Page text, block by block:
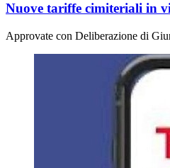
Nuove tariffe cimiteriali in
Approvate con Deliberazione di